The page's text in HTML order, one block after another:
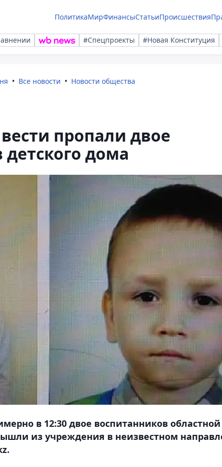
ПолитикаМирФинансыСтатьиПроисшествия
#Спецпроекты #Новая Конституция
Все новости Новости общества
пропали двое
дома
в 12:30 двое воспитанников
из учреждения в неизвестном